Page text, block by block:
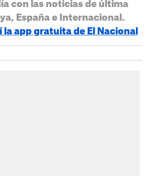
con las noticias de última
España e Internacional.
la app gratuita de El Nacional